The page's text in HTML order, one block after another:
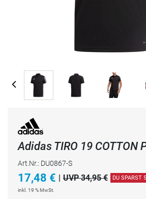
Adidas TIRO 19 COTTON
Art.Nr.: DU0867-S
17,48 € | UVP 34,95 € DU SPARST
inkl. 19 % MwSt.